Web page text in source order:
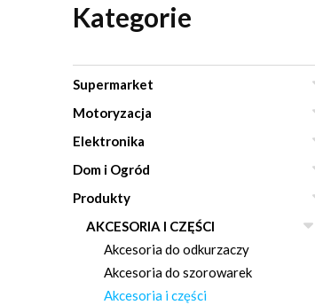
Kategorie
Supermarket
Motoryzacja
Elektronika
Dom i Ogród
Produkty
AKCESORIA I CZĘŚCI
Akcesoria do odkurzaczy
Akcesoria do szorowarek
Akcesoria i części